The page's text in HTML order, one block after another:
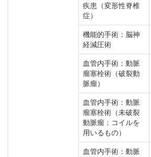
疾患（変形性脊椎
症）
機能的手術：脳神
経減圧術
血管内手術：動脈
瘤塞栓術（破裂動
脈瘤）
血管内手術：動脈
瘤塞栓術（未破裂
動脈瘤：コイルを
用いるもの）
血管内手術：動脈